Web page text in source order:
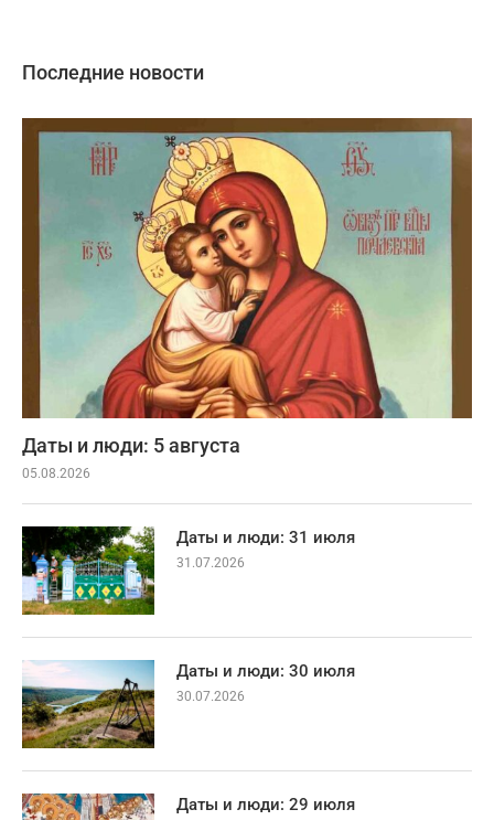
Последние новости
Даты и люди: 5 августа
05.08.2026
Даты и люди: 31 июля
31.07.2026
Даты и люди: 30 июля
30.07.2026
Даты и люди: 29 июля